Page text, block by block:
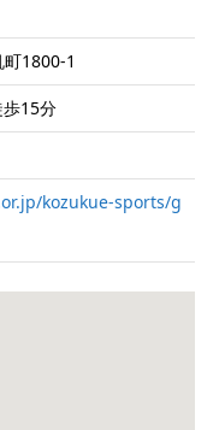
1800-1
歩15分
kozukue-sports/g